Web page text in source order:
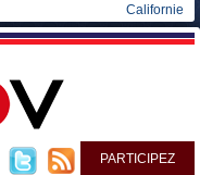
Californie
PARTICIPEZ